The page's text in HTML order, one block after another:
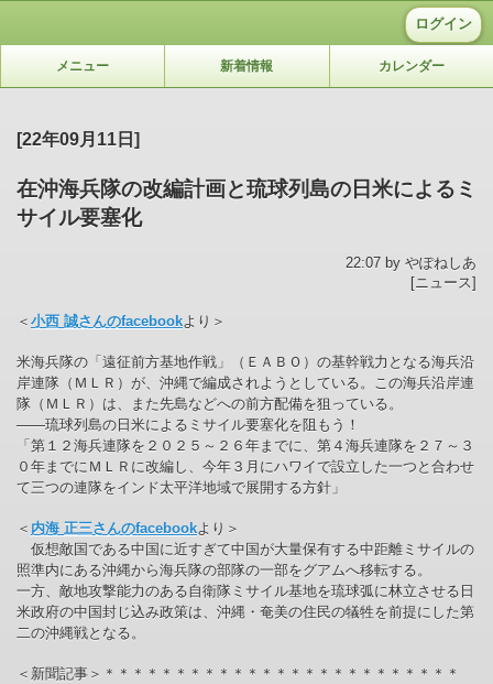
ログイン
メニュー 新着情報 カレンダー
[22年09月11日]
在沖海兵隊の改編計画と琉球列島の日米によるミ
サイル要塞化
22:07 by やぽねしあ
[ニュース]
＜ 小西 誠さんのfacebookより＞
米海兵隊の「遠征前方基地作戦」（ＥＡＢＯ）の基幹戦力となる海兵沿
岸連隊（ＭＬＲ）が、沖縄で編成されようとしている。この海兵沿岸連
隊（ＭＬＲ）は、また先島などへの前方配備を狙っている。
――琉球列島の日米によるミサイル要塞化を阻もう！
「第１２海兵連隊を２０２５～２６年までに、第４海兵連隊を２７～３
０年までにＭＬＲに改編し、今年３月にハワイで設立した一つと合わせ
て三つの連隊をインド太平洋地域で展開する方針」
＜ 内海 正三さんのfacebookより＞
仮想敵国である中国に近すぎて中国が大量保有する中距離ミサイルの
照準内にある沖縄から海兵隊の部隊の一部をグアムへ移転する。
一方、敵地攻撃能力のある自衛隊ミサイル基地を琉球弧に林立させる日
米政府の中国封じ込み政策は、沖縄・奄美の住民の犠牲を前提にした第
二の沖縄戦となる。
＜新聞記事＞＊＊＊＊＊＊＊＊＊＊＊＊＊＊＊＊＊＊＊＊＊＊＊＊＊